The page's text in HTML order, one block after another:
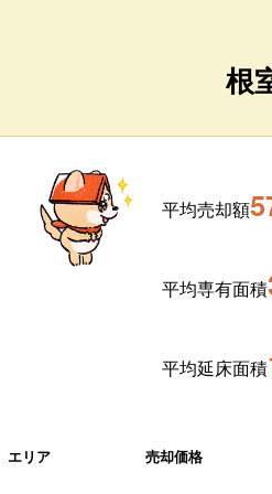
根
平均売却額
平均専有面積
平均延床面積
エリア 売却価格